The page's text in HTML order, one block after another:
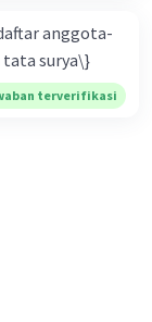
anggota-
surya\}
terverifikasi